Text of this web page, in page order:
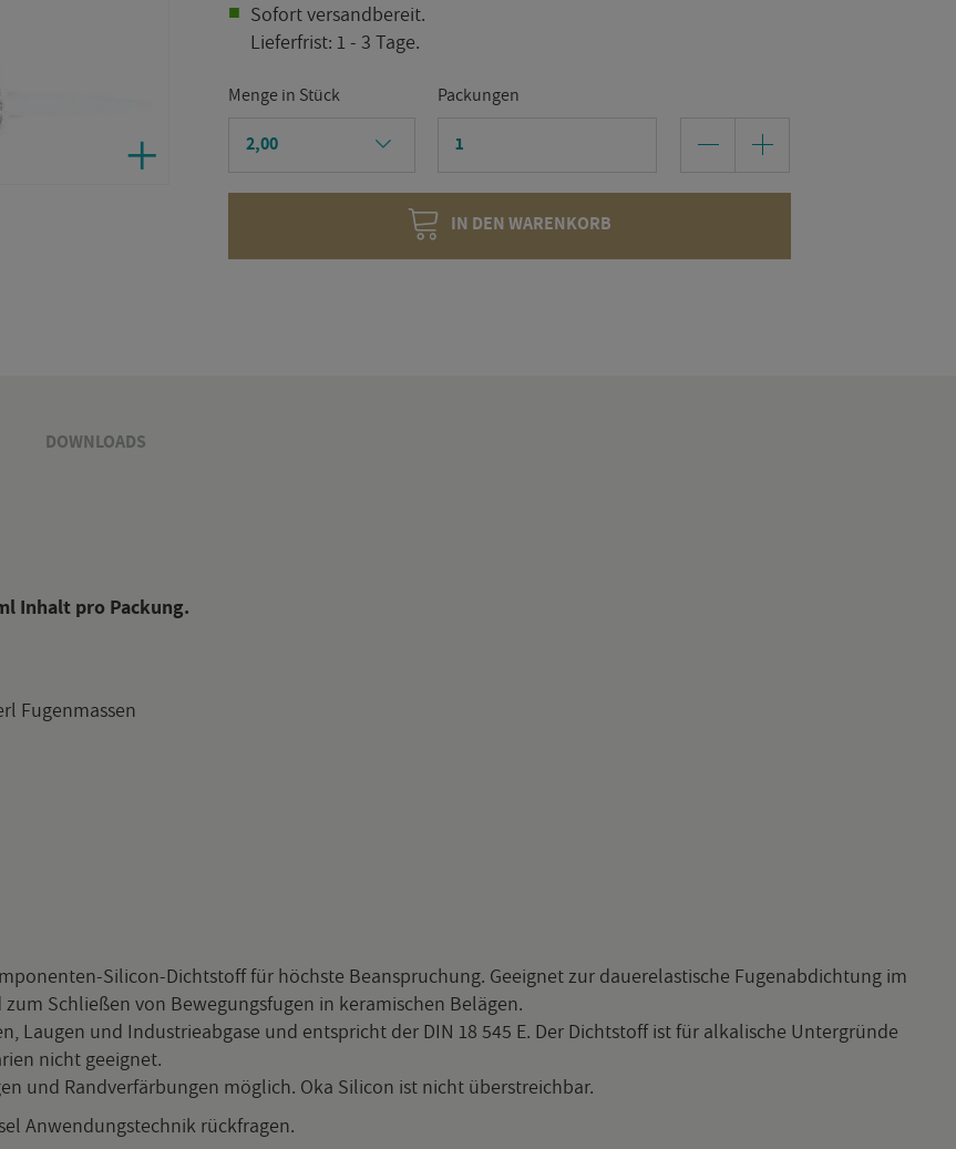
So­fort ver­sand­be­reit.
Lie­fer­frist: 1 - 3 Tage.
Menge in Stück Packungen
IN DEN WARENKORB
DOWN­LOADS
In­halt pro Pa­ckung.
Fu­gen­mas­sen
Si­li­con-Dicht­stoff für höchs­te Be­an­spru­chung. Ge­eig­net zur dau­e­re­las­ti­sche Fu­ge­n­ab­dich­tung im
Schlie­ßen von Be­we­gungs­fu­gen in ke­ra­mi­schen Be­lä­gen.
Lau­gen und In­dus­trie­ab­ga­se und ent­spricht der DIN 18 545 E. Der Dicht­stoff ist für al­ka­li­sche Un­ter­grün­de
nicht ge­eig­net.
und Rand­ver­fär­bun­gen mög­lich. Oka Si­li­con ist nicht über­streich­bar.
An­wen­dungs­tech­nik rück­fra­gen.